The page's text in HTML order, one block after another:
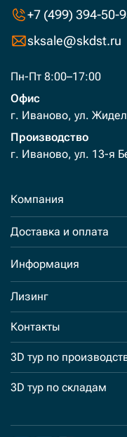
+7 (499) 394-50-
sksale@skdst.ru
Пн-Пт 8:00–17:00
Офис
г. Иваново, ул.
Производство
г. Иваново, ул. 13-я
Компания
Доставка и оплата
Информация
Лизинг
Контакты
3D тур по
3D тур по складам